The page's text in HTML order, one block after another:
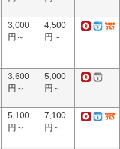
3,000
円～
4,500
円～
3,600
円～
5,000
円～
5,100
円～
7,100
円～